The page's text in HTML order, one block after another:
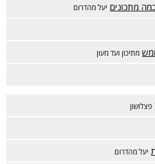
מתכונים יעל מהדרום
מתיכון ועד מעון
פצלושון
יעל מהדרום